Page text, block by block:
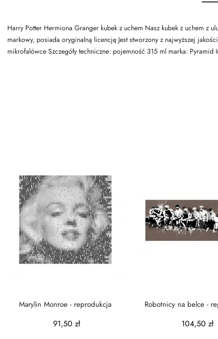
Harry Potter Hermiona Granger kubek z uchem Nasz kubek z uchem z
markowy, posiada oryginalną licencję Jest stworzony z najwyższej
mikrofalówce Szczegóły techniczne: pojemność 315 ml marka: Pyramid
Marylin Monroe - reprodukcja
91,50 zł
Robotnicy na belce -
104,50 zł